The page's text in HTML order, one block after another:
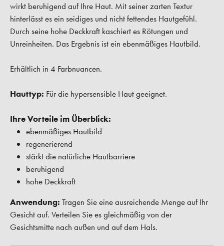
wirkt beruhigend auf Ihre Haut. Mit seiner zarten Textur
hinterlässt es ein seidiges und nicht fettendes Hautgefühl.
Durch seine hohe Deckkraft kaschiert es Rötungen und
Unreinheiten. Das Ergebnis ist ein ebenmäßiges Hautbild.
Erhältlich in 4 Farbnuancen.
Hauttyp: Für die hypersensible Haut geeignet.
Ihre Vorteile im Überblick:
ebenmäßiges Hautbild
regenerierend
stärkt die natürliche Hautbarriere
beruhigend
hohe Deckkraft
Anwendung: Tragen Sie eine ausreichende Menge auf Ihr
Gesicht auf. Verteilen Sie es gleichmäßig von der
Gesichtsmitte nach außen und auf dem Hals.